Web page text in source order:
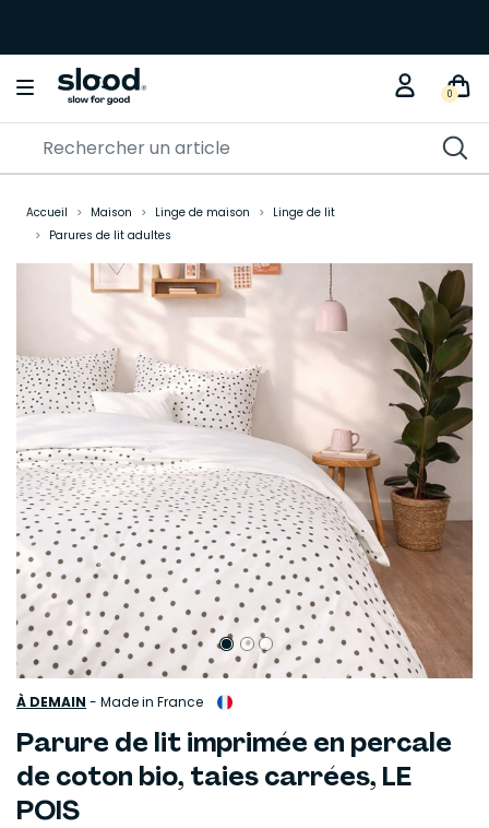
0
Accueil Maison Linge de maison
Linge de lit
Parures de lit adultes
À DEMAIN - Made in France
Parure de lit imprimée en percale
de coton bio, taies carrées, LE
POIS